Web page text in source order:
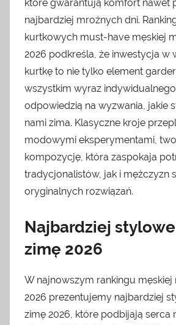
które gwarantują komfort nawet
najbardziej mroźnych dni.
kurtkowych must-have męskiej
2026 podkreśla, że inwestycja w
kurtkę to nie tylko element
wszystkim wyraz
odpowiedzią na wyzwania, jakie
nami zima. Klasyczne kroje
modowymi eksperymentami,
kompozycję, która zaspokaja
tradycjonalistów, jak i mężczyzn
oryginalnych rozwiązań.
Najbardziej
zimę 2026
W najnowszym rankingu
2026 prezentujemy najbardziej
zimę 2026, które podbijają serca